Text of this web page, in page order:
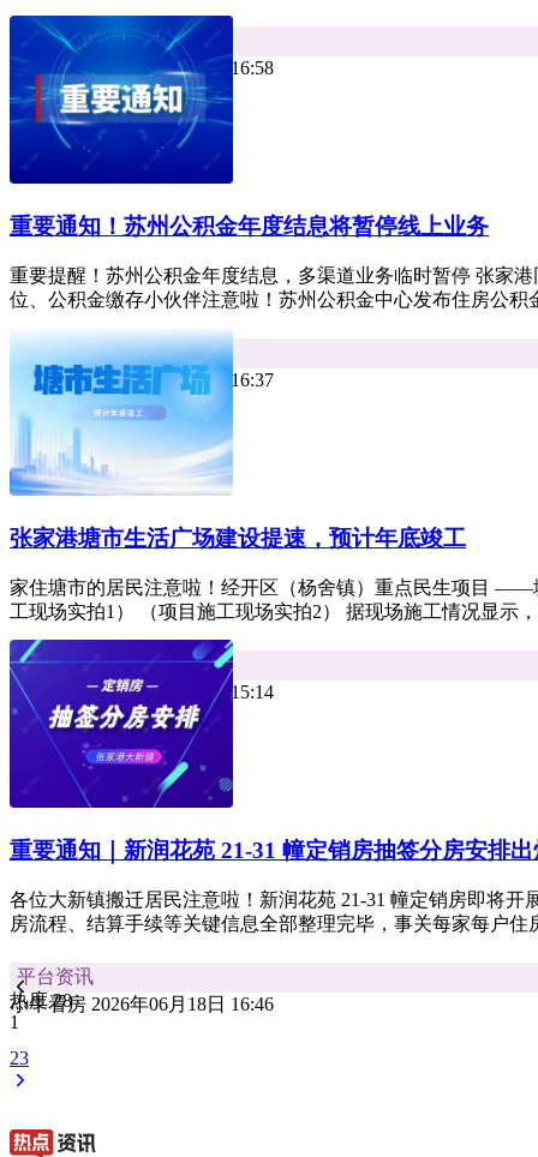
平台资讯
小牛看房 2026年07月01日 16:58
热度 17
重要通知！苏州公积金年度结息将暂停线上业务
重要提醒！苏州公积金年度结息，多渠道业务临时暂停 张家
位、公积金缴存小伙伴注意啦！苏州公积金中心发布住房公
平台资讯
小牛看房 2026年06月29日 16:37
热度 28
张家港塘市生活广场建设提速，预计年底竣工
家住塘市的居民注意啦！经开区（杨舍镇）重点民生项目
工现场实拍1） （项目施工现场实拍2） 据现场施工情况显示
平台资讯
小牛看房 2026年06月26日 15:14
热度 25
重要通知｜新润花苑 21-31 幢定销房抽签分房安排出
各位大新镇搬迁居民注意啦！新润花苑 21-31 幢定销房即将
房流程、结算手续等关键信息全部整理完毕，事关每家每户
平台资讯
小牛看房 2026年06月18日 16:46
热度 28
1
23